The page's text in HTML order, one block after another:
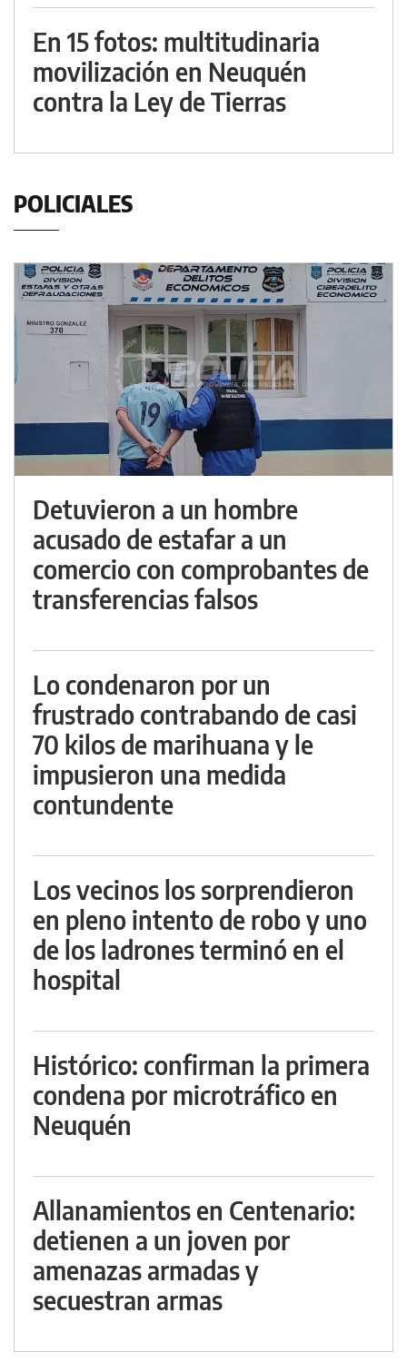
En 15 fotos: multitudinaria
movilización en Neuquén
contra la Ley de Tierras
POLICIALES
Detuvieron a un hombre
acusado de estafar a un
comercio con comprobantes de
transferencias falsos
Lo condenaron por un
frustrado contrabando de casi
70 kilos de marihuana y le
impusieron una medida
contundente
Los vecinos los sorprendieron
en pleno intento de robo y uno
de los ladrones terminó en el
hospital
Histórico: confirman la primera
condena por microtráfico en
Neuquén
Allanamientos en Centenario:
detienen a un joven por
amenazas armadas y
secuestran armas